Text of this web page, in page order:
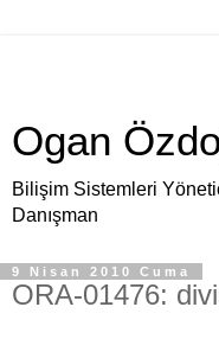
Ogan
Bilişim Sistemleri
Danışman
9 Nisan 2010 Cuma
ORA-01476: